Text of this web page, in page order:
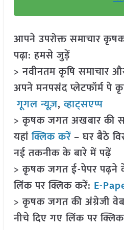
आपने उपरोक्त समाचार
पढ़ा: हमसे जुड़ें
> नवीनतम कृषि समाचार
अपने मनपसंद प्लेटफॉर्म
गूगल न्यूज़,व्हाट्सएप्प
> कृषक जगत अखबार की
यहांक्लिक करें– घर बैठे
नई तकनीक के बारे में पढ़ें
> कृषक जगत ई-पेपर पढ़ने
लिंक पर क्लिक करें: E-
> कृषक जगत की अंग्रेजी
नीचे दिए गए लिंक पर